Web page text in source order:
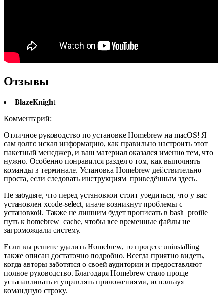
Отзывы
BlazeKnight
Комментарий:
Отличное руководство по установке Homebrew на macOS! Я
сам долго искал информацию, как правильно настроить этот
пакетный менеджер, и ваш материал оказался именно тем, что
нужно. Особенно понравился раздел о том, как выполнять
команды в терминале. Установка Homebrew действительно
проста, если следовать инструкциям, приведённым здесь.
Не забудьте, что перед установкой стоит убедиться, что у вас
установлен xcode-select, иначе возникнут проблемы с
установкой. Также не лишним будет прописать в bash_profile
путь к homebrew_cache, чтобы все временные файлы не
загромождали систему.
Если вы решите удалить Homebrew, то процесс uninstalling
также описан достаточно подробно. Всегда приятно видеть,
когда авторы заботятся о своей аудитории и предоставляют
полное руководство. Благодаря Homebrew стало проще
устанавливать и управлять приложениями, используя
командную строку.